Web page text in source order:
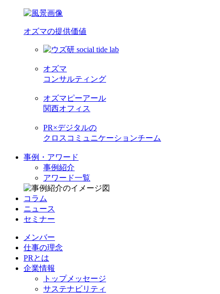
オズマの提供価値
オズマ
コンサルティング
オズマピーアール
関西オフィス
PR×デジタルの
クロスコミュニケーションチーム
事例・アワード
事例紹介
アワード一覧
コラム
ニュース
セミナー
メンバー
仕事の理念
PRとは
企業情報
トップメッセージ
サステナビリティ